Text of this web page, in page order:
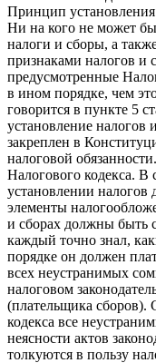
Принцип
Ни на кого не может
налоги и сборы, а
признаками налогов и
предусмотренные
в ином порядке, чем
говорится в пункте 5
установление налогов
закреплен в
налоговой
Налогового кодекса. В
установлении
элементы
и сборах должны быть
каждый точно знал,
порядке он должен
всех неустранимых
налоговом
(плательщика сборов).
кодекса все
неясности актов
толкуются в пользу